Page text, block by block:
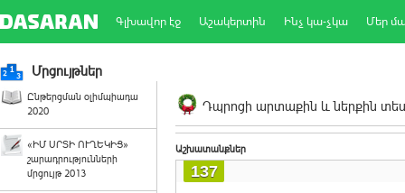
Գլխավոր էջ Աշակերտին Ինչ կա-չկա Մեր
Մրցույթներ
Ընթերցման օլիմպիադա
2020
«ԻՄ ՍՐՏԻ ՈՒՂԵԿԻՑ»
շարադրությունների
մրցույթ 2013
Դպրոցի արտաքին և ներքին
Աշխատանքներ
137